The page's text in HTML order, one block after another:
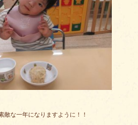
敵な一年になりますように！！